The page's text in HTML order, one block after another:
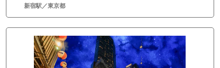
新宿駅／東京都